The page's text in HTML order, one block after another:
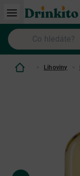
Lihoviny